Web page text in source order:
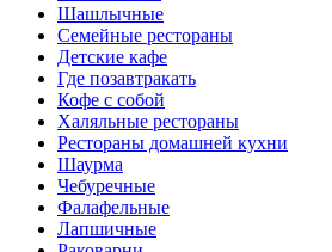
Шашлычные
Семейные рестораны
Детские кафе
Где позавтракать
Кофе с собой
Халяльные рестораны
Рестораны домашней кухни
Шаурма
Чебуречные
Фалафельные
Лапшичные